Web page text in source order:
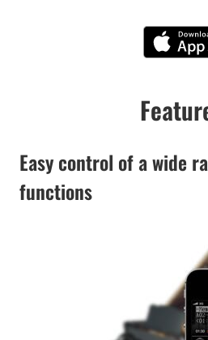
Easy control of a wide
functions